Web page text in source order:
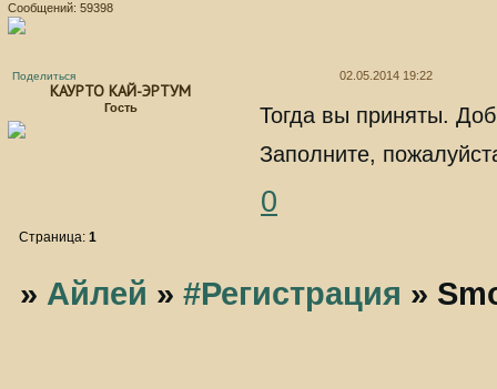
Сообщений: 59398
Поделиться 02.05.2014 19:22
КАУРТО КАЙ-ЭРТУМ
Гость
Тогда вы приняты.
Заполните,
0
Страница:1
» Айлей »#Регистрация »